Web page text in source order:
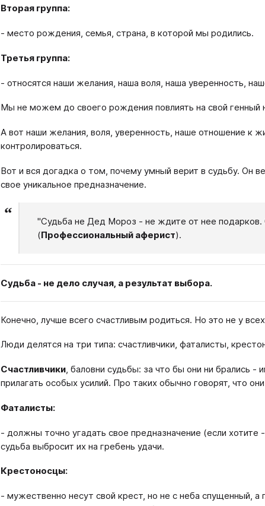
Вторая группа:
- место рождения, семья, страна, в которой мы родились.
Третья группа:
- относятся наши желания, наша воля, наша уверенность,
Мы не можем до своего рождения повлиять на свой генный
А вот наши желания, воля, уверенность, наше отношение к
контролироваться.
Вот и вся догадка о том, почему умный верит в судьбу. Он
свое уникальное предназначение.
"Судьба не Дед Мороз - не ждите от нее
(Профессиональный аферист).
Судьба - не дело случая, а результат выбора.
Конечно, лучше всего счастливым родиться. Но это не у
Люди делятся на три типа: счастливчики, фаталисты,
Счастливчики, баловни судьбы: за что бы они ни брались
прилагать особых усилий. Про таких обычно говорят, что
Фаталисты:
- должны точно угадать свое предназначение (если
судьба выбросит их на гребень удачи.
Крестоносцы:
- мужественно несут свой крест, но не с неба спущенный,